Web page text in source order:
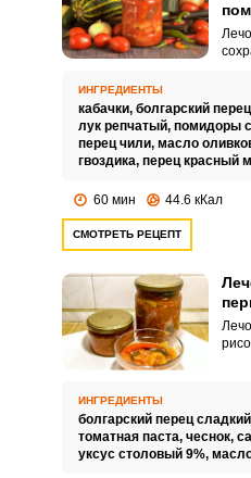
ИНГРЕДИЕНТЫ
кабачки, болгарский
лук репчатый, помидоры
перец чили, масло
гвоздика, перец красный
60 мин 44.6 кКал
СМОТРЕТЬ РЕЦЕПТ
без
ИНГРЕДИЕНТЫ
болгарский перец
томатная паста, чеснок,
уксус столовый 9%,